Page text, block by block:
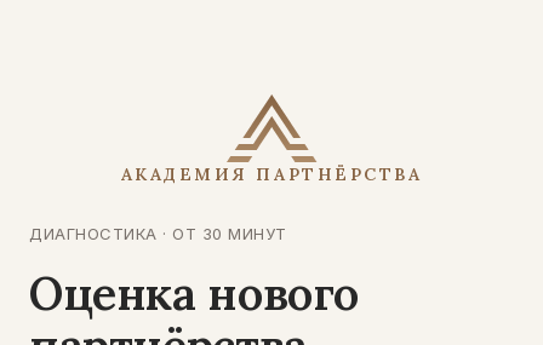
АКАДЕМИЯ ПАРТНЁРСТВА
ДИАГНОСТИКА · ОТ 30 МИНУТ
Оценка нового